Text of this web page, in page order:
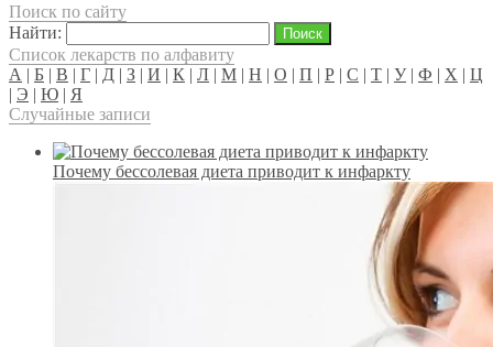
Поиск по сайту
Найти:
Список лекарств по алфавиту
А | Б | В | Г | Д | З | И | К | Л | М | Н | О | П | Р | С | Т | У| Ф | Х | Ц
| Э | Ю | Я
Случайные записи
Почему бессолевая диета приводит к инфаркту